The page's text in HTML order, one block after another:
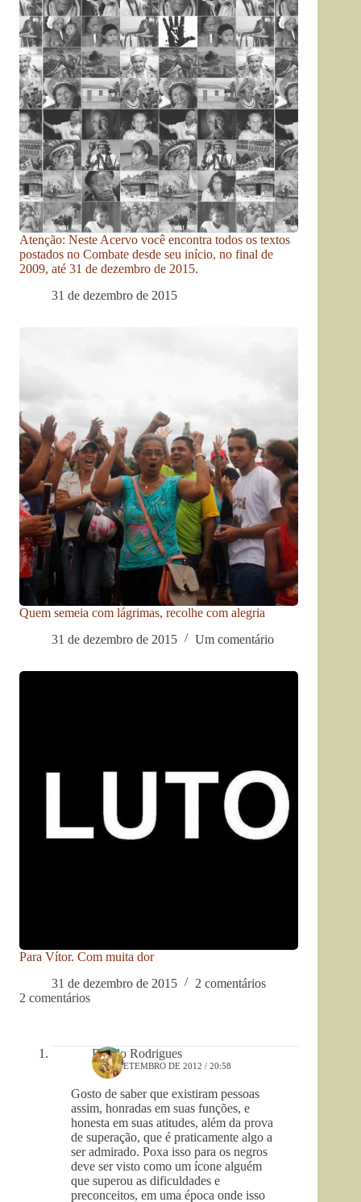
Atenção: Neste Acervo você encontra todos os textos
postados no Combate desde seu início, no final de
2009, até 31 de dezembro de 2015.
31 de dezembro de 2015
Quem semeia com lágrimas, recolhe com alegria
31 de dezembro de 2015
Um comentário
Para Vítor. Com muita dor
31 de dezembro de 2015
2 comentários
2 comentários
Danilo Rodrigues
16 DE SETEMBRO DE 2012 / 20:58
Gosto de saber que existiram pessoas
assim, honradas em suas funções, e
honesta em suas atitudes, além da prova
de superação, que é praticamente algo a
ser admirado. Poxa isso para os negros
deve ser visto como um ícone alguém
que superou as dificuldades e
preconceitos, em uma época onde isso